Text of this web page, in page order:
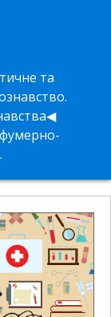
та